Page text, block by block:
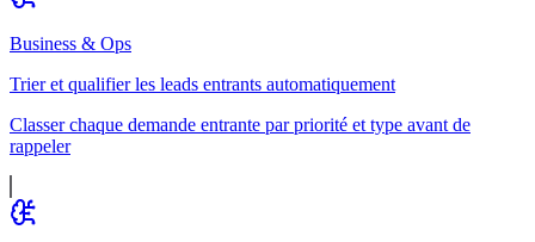
Business & Ops
Trier et qualifier les leads entrants automatiquement
Classer chaque demande entrante par priorité et type avant de
rappeler